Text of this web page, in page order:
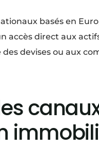
basés en
accès direct aux
devises ou aux